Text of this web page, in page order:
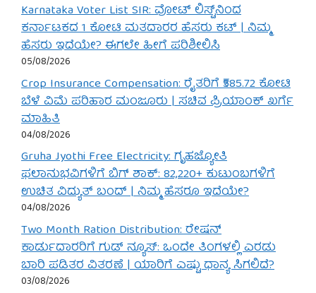
Karnataka Voter List SIR: ವೋಟ್ ಲಿಸ್ಟ್‌ನಿಂದ
ಕರ್ನಾಟಕದ 1 ಕೋಟಿ ಮತದಾರರ ಹೆಸರು ಕಟ್ | ನಿಮ್ಮ
ಹೆಸರು ಇದೆಯೇ? ಈಗಲೇ ಹೀಗೆ ಪರಿಶೀಲಿಸಿ
05/08/2026
Crop Insurance Compensation: ರೈತರಿಗೆ ₹585.72 ಕೋಟಿ
ಬೆಳೆ ವಿಮೆ ಪರಿಹಾರ ಮಂಜೂರು | ಸಚಿವ ಪ್ರಿಯಾಂಕ್ ಖರ್ಗೆ
ಮಾಹಿತಿ
04/08/2026
Gruha Jyothi Free Electricity: ಗೃಹಜ್ಯೋತಿ
ಫಲಾನುಭವಿಗಳಿಗೆ ಬಿಗ್ ಶಾಕ್: 82,220+ ಕುಟುಂಬಗಳಿಗೆ
ಉಚಿತ ವಿದ್ಯುತ್ ಬಂದ್ | ನಿಮ್ಮ ಹೆಸರೂ ಇದೆಯೇ?
04/08/2026
Two Month Ration Distribution: ರೇಷನ್
ಕಾರ್ಡುದಾರರಿಗೆ ಗುಡ್ ನ್ಯೂಸ್: ಒಂದೇ ತಿಂಗಳಲ್ಲಿ ಎರಡು
ಬಾರಿ ಪಡಿತರ ವಿತರಣೆ | ಯಾರಿಗೆ ಎಷ್ಟು ಧಾನ್ಯ ಸಿಗಲಿದೆ?
03/08/2026